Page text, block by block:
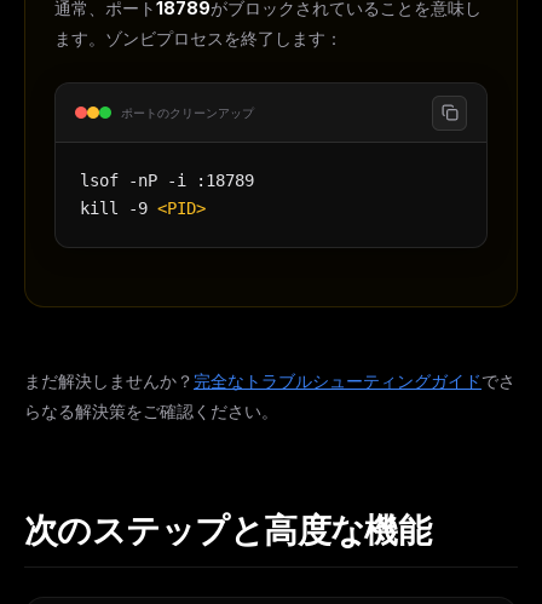
通常、ポート18789がブロックされていることを意味し
ます。ゾンビプロセスを終了します：
ポートのクリーンアップ
lsof -nP -i :18789
kill -9 <PID>
まだ解決しませんか？ 完全なトラブルシューティングガイドでさ
らなる解決策をご確認ください。
次のステップと高度な機能